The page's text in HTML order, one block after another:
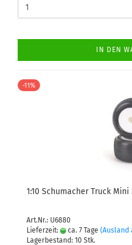
IN DEN
-11%
1:10 Schumacher Truck
Art.Nr.: U6880
Lieferzeit:
ca. 7 Tage (Ausland
Lagerbestand: 10 Stk.